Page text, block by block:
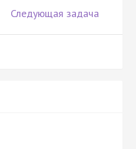
Следующая задача